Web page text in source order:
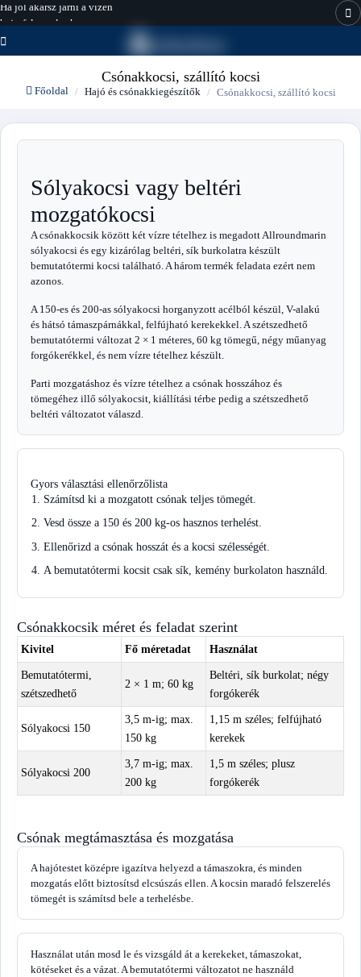
hajo-felszereles.hu
Csónakkocsi, szállító kocsi
Főoldal Hajó és csónakkiegészítők Csónakkocsi, szállító kocsi
Sólyakocsi vagy beltéri
mozgatókocsi
A csónakkocsik között két vízre tételhez is megadott Allroundmarin
sólyakocsi és egy kizárólag beltéri, sík burkolatra készült
bemutatótermi kocsi található. A három termék feladata ezért nem
azonos.
A 150-es és 200-as sólyakocsi horganyzott acélból készül, V-alakú
és hátsó támaszpárnákkal, felfújható kerekekkel. A szétszedhető
bemutatótermi változat 2 × 1 méteres, 60 kg tömegű, négy műanyag
forgókerékkel, és nem vízre tételhez készült.
Parti mozgatáshoz és vízre tételhez a csónak hosszához és
tömegéhez illő sólyakocsit, kiállítási térbe pedig a szétszedhető
beltéri változatot válaszd.
Gyors választási ellenőrzőlista
Számítsd ki a mozgatott csónak teljes tömegét.
Vesd össze a 150 és 200 kg-os hasznos terhelést.
Ellenőrizd a csónak hosszát és a kocsi szélességét.
A bemutatótermi kocsit csak sík, kemény burkolaton használd.
Csónakkocsik méret és feladat szerint
Kivitel Fő méretadat Használat
Bemutatótermi,
szétszedhető
2 × 1 m; 60 kg
Beltéri, sík burkolat; négy
forgókerék
Sólyakocsi 150
3,5 m-ig; max.
150 kg
1,15 m széles; felfújható
kerekek
Sólyakocsi 200
3,7 m-ig; max.
200 kg
1,5 m széles; plusz
forgókerék
Csónak megtámasztása és mozgatása
A hajótestet középre igazítva helyezd a támaszokra, és minden
mozgatás előtt biztosítsd elcsúszás ellen. A kocsin maradó felszerelés
tömegét is számítsd bele a terhelésbe.
Használat után mosd le és vizsgáld át a kerekeket, támaszokat,
kötéseket és a vázat. A bemutatótermi változatot ne használd